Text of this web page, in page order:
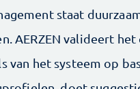
staat
AERZEN valideert
van het systeem op